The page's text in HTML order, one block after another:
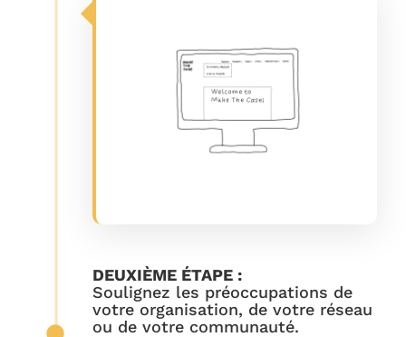
DEUXIÈME ÉTAPE :
Soulignez les préoccupations de
votre organisation, de votre réseau
ou de votre communauté.